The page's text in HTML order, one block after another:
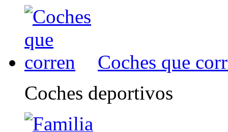
Coches que
Coches deportivos